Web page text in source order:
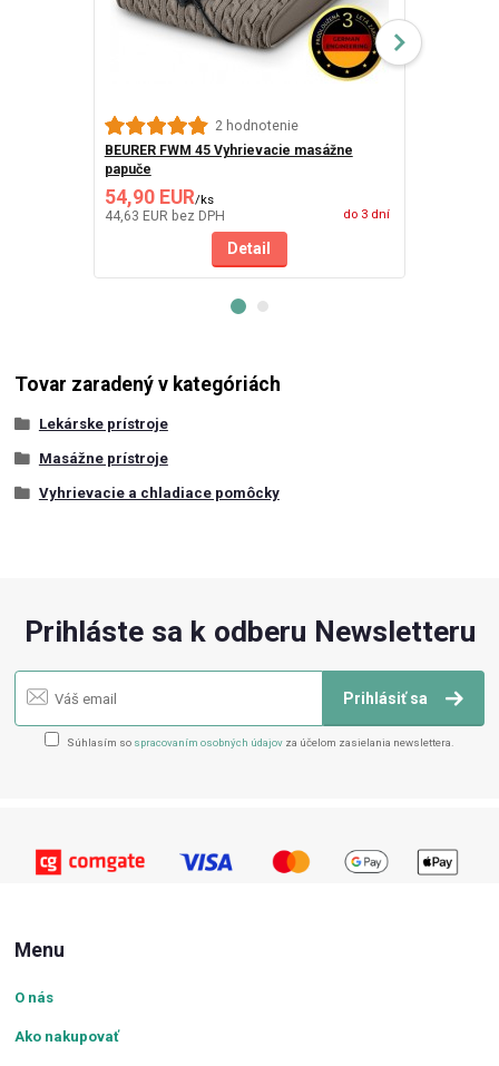
2 hodnotenie
BEURER FWM 45 Vyhrievacie masážne
papuče
54,90 EUR/ks
44,63 EUR bez DPH do 3 dní
Detail
Tovar zaradený v kategóriách
Lekárske prístroje
Masážne prístroje
Vyhrievacie a chladiace pomôcky
Prihláste sa k odberu Newsletteru
Prihlásiť sa
Súhlasím so spracovaním osobných údajov za účelom zasielania newslettera.
Menu
O nás
Ako nakupovať